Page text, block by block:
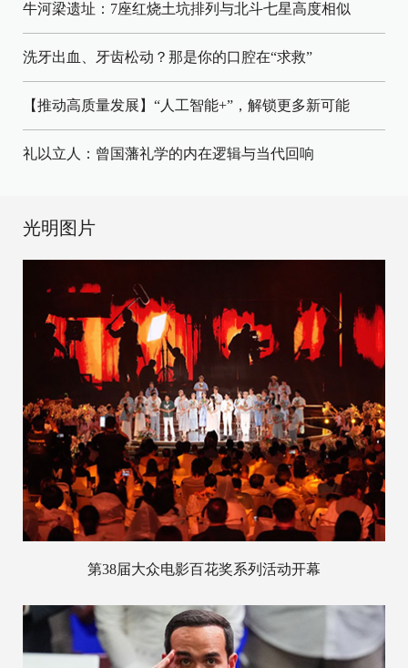
牛河梁遗址：7座红烧土坑排列与北斗七星高度相似
洗牙出血、牙齿松动？那是你的口腔在“求救”
【推动高质量发展】“人工智能+”，解锁更多新可能
礼以立人：曾国藩礼学的内在逻辑与当代回响
光明图片
第38届大众电影百花奖系列活动开幕